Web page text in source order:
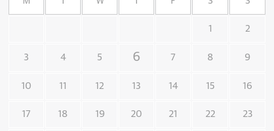
1 2
3 4 5 6 7 8 9
10 11 12 13 14 15 16
17 18 19 20 21 22 23